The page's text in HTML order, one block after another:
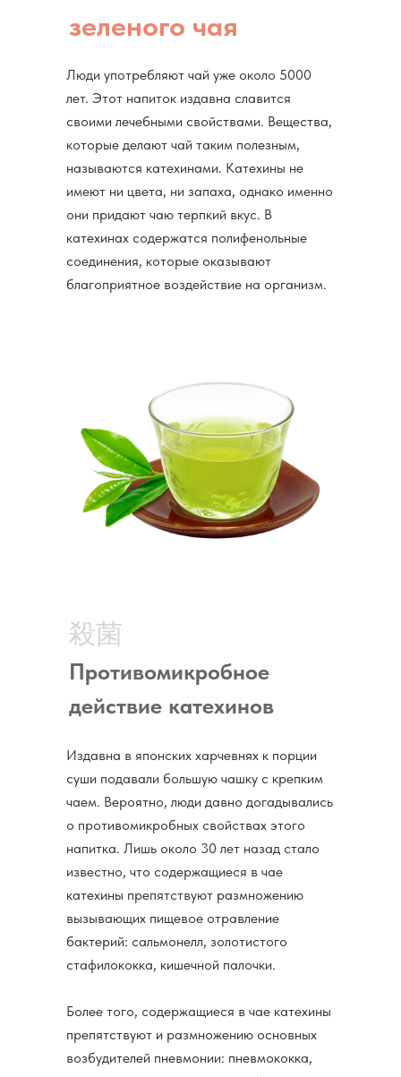
зеленого чая
Противомикробное
действие катехинов
Люди употребляют чай уже около 5000
лет. Этот напиток издавна славится
своими лечебными свойствами. Вещества,
которые делают чай таким полезным,
называются катехинами. Катехины не
имеют ни цвета, ни запаха, однако именно
они придают чаю терпкий вкус. В
катехинах содержатся полифенольные
соединения, которые оказывают
благоприятное воздействие на организм.
Издавна в японских харчевнях к порции
суши подавали большую чашку с крепким
чаем. Вероятно, люди давно догадывались
о противомикробных свойствах этого
напитка. Лишь около 30 лет назад стало
известно, что содержащиеся в чае
катехины препятствуют размножению
вызывающих пищевое отравление
бактерий: сальмонелл, золотистого
стафилококка, кишечной палочки.
Более того, содержащиеся в чае катехины
препятствуют и размножению основных
возбудителей пневмонии: пневмококка,
殺菌